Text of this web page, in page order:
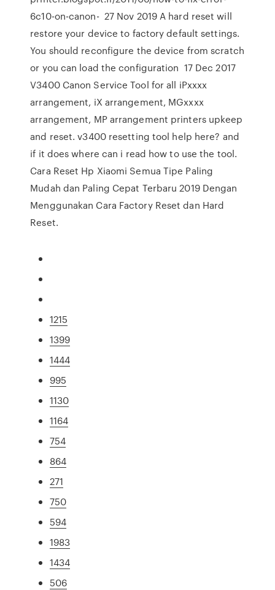
6c10-on-canon- 27 Nov 2019 A hard reset will
restore your device to factory default settings.
You should reconfigure the device from scratch
or you can load the configuration 17 Dec 2017
V3400 Canon Service Tool for all iPxxxx
arrangement, iX arrangement, MGxxxx
arrangement, MP arrangement printers upkeep
and reset. v3400 resetting tool help here? and
if it does where can i read how to use the tool.
Cara Reset Hp Xiaomi Semua Tipe Paling
Mudah dan Paling Cepat Terbaru 2019 Dengan
Menggunakan Cara Factory Reset dan Hard
Reset.
1215
1399
1444
995
1130
1164
754
864
271
750
594
1983
1434
506